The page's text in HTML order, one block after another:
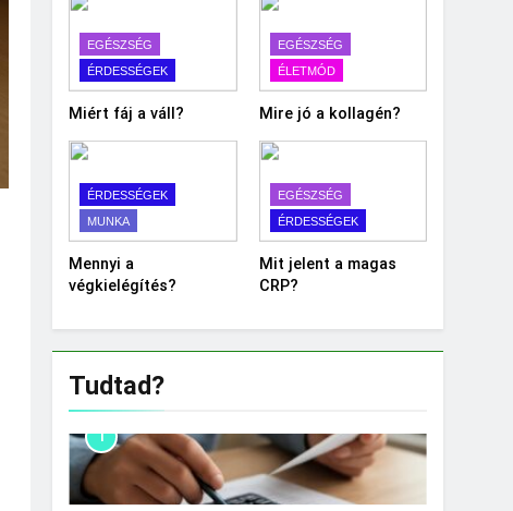
EGÉSZSÉG
ÉRDESSÉGEK
Miért fáj a váll?
EGÉSZSÉG
ÉLETMÓD
Mire jó a kollagén?
ÉRDESSÉGEK
MUNKA
Mennyi a
végkielégítés?
EGÉSZSÉG
ÉRDESSÉGEK
Mit jelent a magas
CRP?
Tudtad?
1